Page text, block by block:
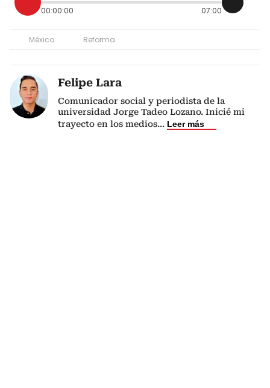
00:00:00 07:00
México Reforma
Felipe Lara
Comunicador social y periodista de la
universidad Jorge Tadeo Lozano. Inicié mi
trayecto en los medios... Leer más